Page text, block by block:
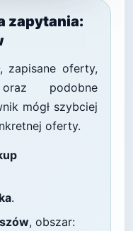
zapytania:
zapisane oferty,
podobne
mógł szybciej
oferty.
.
, obszar: